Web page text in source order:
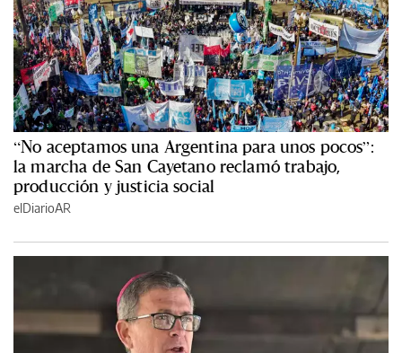
“No aceptamos una Argentina para unos pocos”:
la marcha de San Cayetano reclamó trabajo,
producción y justicia social
elDiarioAR